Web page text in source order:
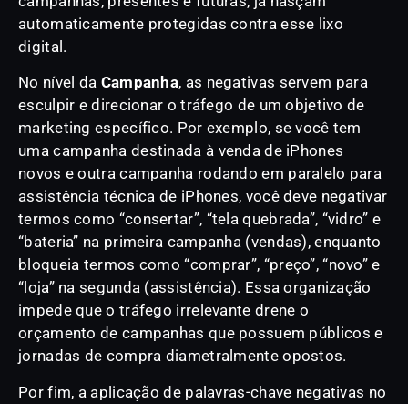
automaticamente protegidas contra esse lixo
digital.
No nível da Campanha, as negativas servem para
esculpir e direcionar o tráfego de um objetivo de
marketing específico. Por exemplo, se você tem
uma campanha destinada à venda de iPhones
novos e outra campanha rodando em paralelo para
assistência técnica de iPhones, você deve negativar
termos como “consertar”, “tela quebrada”, “vidro” e
“bateria” na primeira campanha (vendas), enquanto
bloqueia termos como “comprar”, “preço”, “novo” e
“loja” na segunda (assistência). Essa organização
impede que o tráfego irrelevante drene o
orçamento de campanhas que possuem públicos e
jornadas de compra diametralmente opostos.
Por fim, a aplicação de palavras-chave negativas no